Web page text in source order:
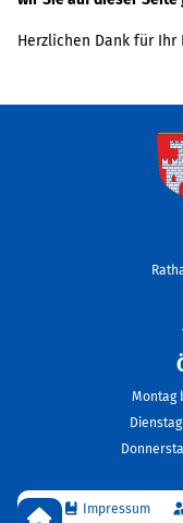
Herzlichen Dank für Ihr
Montag
überspringen
Impressum